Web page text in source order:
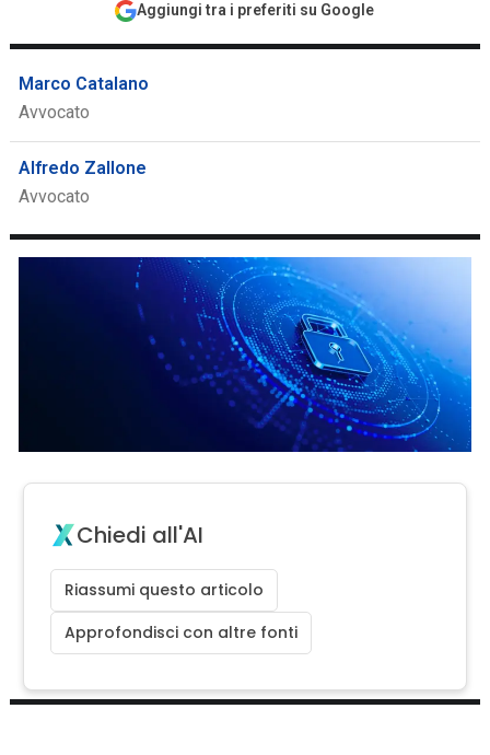
Aggiungi tra i preferiti su Google
Marco Catalano
Avvocato
Alfredo Zallone
Avvocato
Chiedi all'AI
Riassumi questo articolo
Approfondisci con altre fonti